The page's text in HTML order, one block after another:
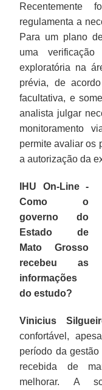
Recentemente
regulamenta a
Para um plano
uma
exploratória na
prévia, de
facultativa, e
analista julgar
monitoramento
permite avaliar os
a autorização da
IHU On-Line -
Como o
governo do
Estado de
Mato Grosso
recebeu as
informações
do estudo?
Vinicius
confortável,
período da
recebida de
melhorar. A